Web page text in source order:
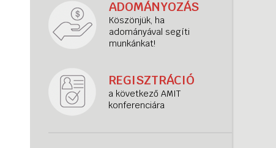
ADOMÁNYOZÁS
Köszönjük, ha
adományával segíti
munkánkat!
REGISZTRÁCIÓ
a következő AMIT
konferenciára